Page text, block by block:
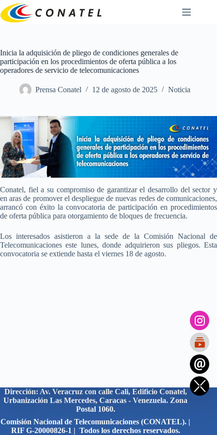
Saltar
al
contenido
Inicia la adquisición de pliego de condiciones generales de
participación en los procedimientos de oferta pública a los
operadores de servicio de telecomunicaciones
Prensa Conatel 12 de agosto de 2025 Noticia
Conatel, fiel a su compromiso de garantizar el desarrollo del sector y
en aras de promover el despliegue de nuevas redes de comunicaciones,
arrancó con éxito la convocatoria de participación en procedimientos
de oferta pública para otorgamiento de bloques de frecuencia.
Los interesados asistieron a la sede de la Comisión Nacional de
Telecomunicaciones este lunes, donde adquirieron sus pliegos. Esta
convocatoria se extiende hasta el viernes 18 de agosto.
Dirección: Av. Veracruz con calle Cali, Edificio Conatel,
Urbanización Las Mercedes, Caracas - Venezuela. Zona
Postal 1060.
Comisión Nacional de Telecomunicaciones (CONATEL). |
RIF G-20000826-1 | Todos los derechos reservados.